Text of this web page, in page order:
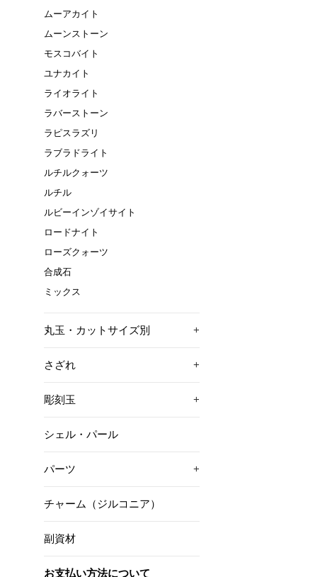
ムーアカイト
ムーンストーン
モスコバイト
ユナカイト
ライオライト
ラバーストーン
ラピスラズリ
ラブラドライト
ルチルクォーツ
ルチル
ルビーインゾイサイト
ロードナイト
ローズクォーツ
合成石
ミックス
丸玉・カットサイズ別 +
さざれ +
彫刻玉 +
シェル・パール
パーツ +
チャーム（ジルコニア）
副資材
お支払い方法について